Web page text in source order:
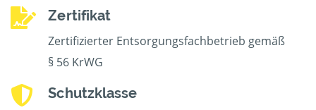
Zertifikat
Zertifizierter Entsorgungsfachbetrieb gemäß
§ 56 KrWG
Schutzklasse